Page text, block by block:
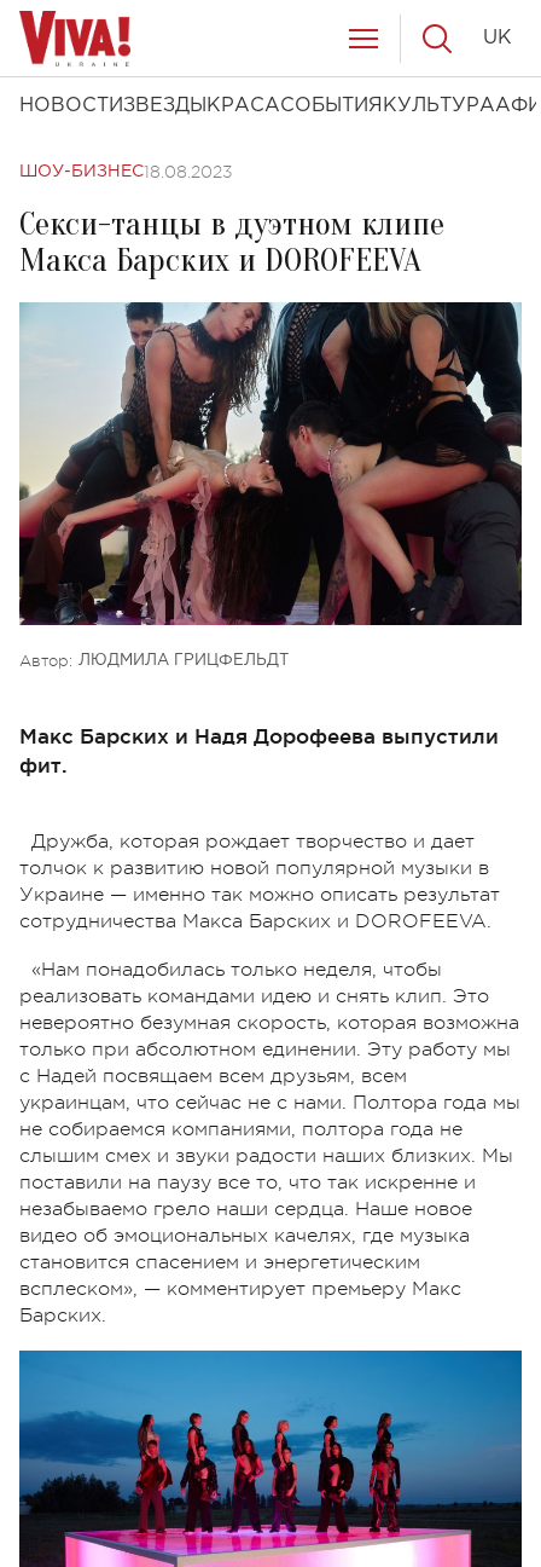
НОВОСТИ ЗВЕЗДЫ КРАСАСОБЫТИЯ КУЛЬТУРА
UK
ШОУ-БИЗНЕС18.08.2023
Секси-танцы в дуэтном клипе
Макса Барских и DOROFEEVA
Автор: ЛЮДМИЛА ГРИЦФЕЛЬДТ
Макс Барских и Надя Дорофеева выпустили
фит.
Дружба, которая рождает творчество и дает
толчок к развитию новой популярной музыки в
Украине — именно так можно описать результат
сотрудничества Макса Барских и DOROFEEVA.
«Нам понадобилась только неделя, чтобы
реализовать командами идею и снять клип. Это
невероятно безумная скорость, которая возможна
только при абсолютном единении. Эту работу мы
с Надей посвящаем всем друзьям, всем
украинцам, что сейчас не с нами. Полтора года мы
не собираемся компаниями, полтора года не
слышим смех и звуки радости наших близких. Мы
поставили на паузу все то, что так искренне и
незабываемо грело наши сердца. Наше новое
видео об эмоциональных качелях, где музыка
становится спасением и энергетическим
всплеском», — комментирует премьеру Макс
Барских.